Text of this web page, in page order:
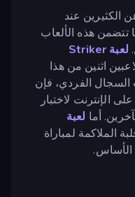
الكثيرين عند
تتضمن هذه الألعاب
لعبة Striker
اثنين من هذا
السجال الفردي، فإن
الإنترنت لاختبار
أما لعبة
الملاكمة لمباراة
الأساس.